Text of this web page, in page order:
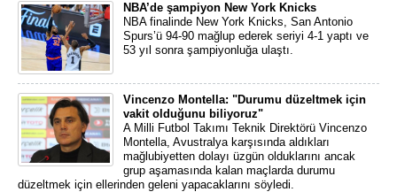
NBA’de şampiyon New York Knicks
NBA finalinde New York Knicks, San Antonio
Spurs’ü 94-90 mağlup ederek seriyi 4-1 yaptı ve
53 yıl sonra şampiyonluğa ulaştı.
Vincenzo Montella: "Durumu düzeltmek için
vakit olduğunu biliyoruz"
A Milli Futbol Takımı Teknik Direktörü Vincenzo
Montella, Avustralya karşısında aldıkları
mağlubiyetten dolayı üzgün olduklarını ancak
grup aşamasında kalan maçlarda durumu
düzeltmek için ellerinden geleni yapacaklarını söyledi.